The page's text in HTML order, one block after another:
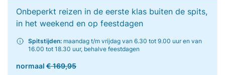
Onbeperkt reizen in de eerste klas buiten de spits,
in het weekend en op feestdagen
Spitstijden: maandag t/m vrijdag van 6.30 tot 9.00 uur en van
16.00 tot 18.30 uur, behalve feestdagen
normaal € 169,95